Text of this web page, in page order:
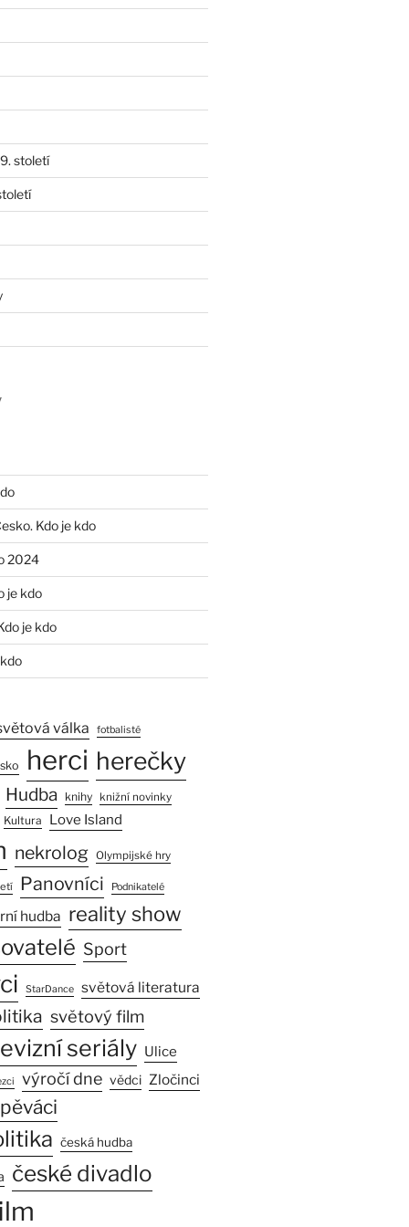
století
Kdo je kdo
2024
je kdo
je kdo
válka fotbalisté
herci herečky
Hudba knihy knižní novinky
Kultura Love Island
nekrolog Olympijské hry
Panovníci Podnikatelé
hudba reality show
Sport
StarDance světová literatura
světový film
seriály Ulice
výročí dne vědci Zločinci
česká hudba
české divadlo